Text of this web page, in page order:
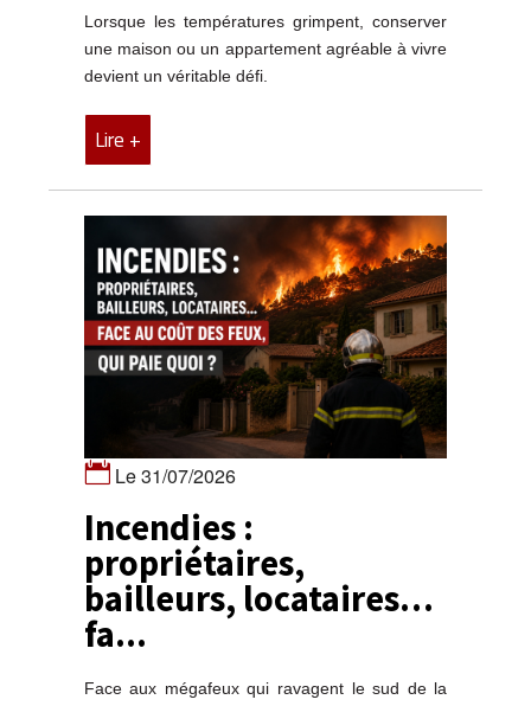
Lorsque les températures grimpent, conserver
une maison ou un appartement agréable à vivre
devient un véritable défi.
Lire +
Le 31/07/2026
Incendies :
propriétaires,
bailleurs, locataires…
fa...
Face aux mégafeux qui ravagent le sud de la